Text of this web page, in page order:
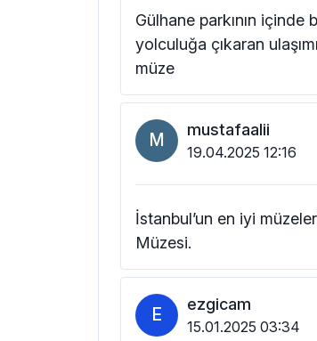
Gülhane parkının
yolculuğa çıkaran
müze
M mustafaalii
19.04.2025 12:16
İstanbul’un en iyi
Müzesi.
E ezgicam
15.01.2025 03:34